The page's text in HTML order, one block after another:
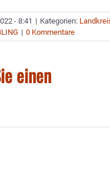
- 8:41 | Kategorien:
| 0 Kommentare
einen